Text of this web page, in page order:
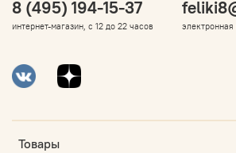
Товары
8 (495) 194-15-37
интернет-магазин, с 12 до 22 часов электронная